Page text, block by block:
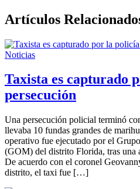
Artículos
Noticias
Taxista es capturado
persecución
Una persecución policial terminó
llevaba 10 fundas grandes de
operativo fue ejecutado por el
(GOM) del distrito Florida, tras una
De acuerdo con el coronel
distrito, el taxi fue […]